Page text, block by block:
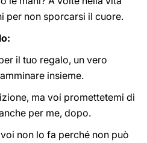
per non sporcarsi il cuore.
il tuo regalo, un vero
insieme.
ma voi promettetemi di
per me, dopo.
non lo fa perché non può